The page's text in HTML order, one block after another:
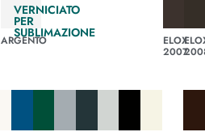
ARGENTO
VERNICIATO
PER
SUBLIMAZIONE ELOX
2007